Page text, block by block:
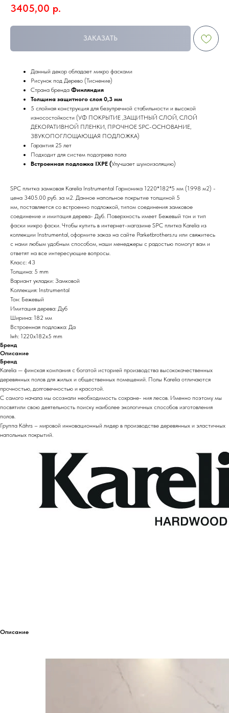
3405,00 р.
ЗАКАЗАТЬ
Данный декор обладает микро фасками
Рисунок под Дерево (Тиснение)
Страна бренда Финляндия
Толщина защитного слоя 0,3 мм
5 слойная конструкция для безупречной стабильности и высокой
износостойкости (УФ ПОКРЫТИЕ ,ЗАЩИТНЫЙ СЛОЙ, СЛОЙ
ДЕКОРАТИВНОЙ ПЛЕНКИ, ПРОЧНОЕ SPC-ОСНОВАНИЕ,
ЗВУКОПОГЛОЩАЮЩАЯ ПОДЛОЖКА)
Гарантия 25 лет
Подходит для систем подогрева пола
Встроенная подложка IXPE (Улучшает шумоизоляцию)
SPC плитка замковая Karelia Instrumental Гармоника 1220*182*5 мм (1.998 м2) -
цена 3405.00 руб. за м2. Данное напольное покрытие толщиной 5
мм, поставляется со встроенно подложкой, типом соединения замковое
соединение и имитация дерева- Дуб. Поверхность имеет Бежевый тон и тип
фаски микро фаски. Чтобы купить в интернет-магазине SPC плитка Karelia из
коллекции Instrumental, оформите заказ на сайте Parketbrothers.ru или свяжитесь
с нами любым удобным способом, наши менеджеры с радостью помогут вам и
ответят на все интересующие вопросы.
Класс: 43
Толщина: 5 mm
Вариант укладки: Замковой
Коллекция: Instrumental
Тон: Бежевый
Имитация дерева: Дуб
Ширина: 182 мм
Встроенная подложка: Да
lwh: 1220x182x5 mm
Бренд
Описание
Бренд
Karelia — финская компания с богатой историей производства высококачественных
деревянных полов для жилых и общественных помещений. Полы Karelia отличаются
прочностью, долговечностью и красотой.
С самого начала мы осознали необходимость сохране- ния лесов. Именно поэтому мы
посвятили свою деятельность поиску наиболее экологичных способов изготовления
полов.
Группа Kährs – мировой инновационный лидер в производстве деревянных и эластичных
напольных покрытий.
Описание